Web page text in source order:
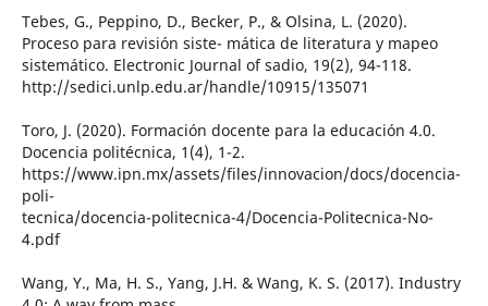
Tebes, G., Peppino, D., Becker, P., & Olsina, L. (2020).
Proceso para revisión siste- mática de literatura y mapeo
sistemático. Electronic Journal of sadio, 19(2), 94-118.
http://sedici.unlp.edu.ar/handle/10915/135071
Toro, J. (2020). Formación docente para la educación 4.0.
Docencia politécnica, 1(4), 1-2.
https://www.ipn.mx/assets/files/innovacion/docs/docencia-
poli-
tecnica/docencia-politecnica-4/Docencia-Politecnica-No-
4.pdf
Wang, Y., Ma, H. S., Yang, J.H. & Wang, K. S. (2017). Industry